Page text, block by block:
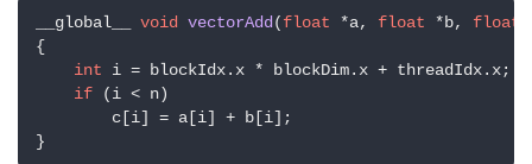
__global__ void vectorAdd(float *a, float *b, float
{
int i = blockIdx.x * blockDim.x + threadIdx.x;
if (i < n)
        c[i] = a[i] + b[i];
}